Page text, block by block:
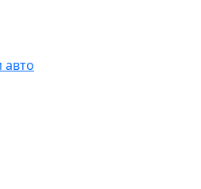
авто